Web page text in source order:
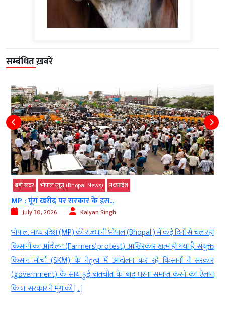
सम्बंधित ख़बरें
बड़ी खबर भोपाल न्यूज़ (Bhopal News) मध्‍यप्रदेश
MP : मूंग खरीद पर सरकार के इस...
July 30, 2026 Kalyan Singh
भोपाल. मध्य प्रदेश (MP) की राजधानी भोपाल (Bhopal ) में कई दिनों से चल रहा
किसानों का आंदोलन (Farmers’ protest) आखिरकार खत्म हो गया है. संयुक्त
किसान मोर्चा (SKM) के नेतृत्व में आंदोलन कर रहे किसानों ने सरकार
(government) के साथ हुई बातचीत के बाद धरना समाप्त करने का ऐलान
किया. सरकार ने मूंग की […]